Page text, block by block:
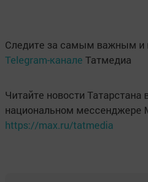
Следите за самым важным и
Telegram-канале Татмедиа
Читайте новости Татарстана
национальном мессенджере
https://max.ru/tatmedia